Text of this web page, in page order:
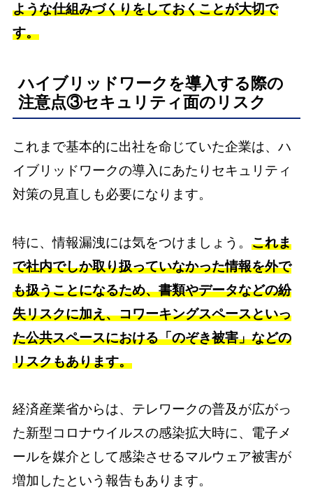
ような仕組みづくりをしておくことが大切で
す。
ハイブリッドワークを導入する際の
注意点③セキュリティ面のリスク
これまで基本的に出社を命じていた企業は、ハ
イブリッドワークの導入にあたりセキュリティ
対策の見直しも必要になります。
特に、情報漏洩には気をつけましょう。 これま
で社内でしか取り扱っていなかった情報を外で
も扱うことになるため、書類やデータなどの紛
失リスクに加え、コワーキングスペースといっ
た公共スペースにおける「のぞき被害」などの
リスクもあります。
経済産業省からは、テレワークの普及が広がっ
た新型コロナウイルスの感染拡大時に、電子メ
ールを媒介として感染させるマルウェア被害が
増加したという報告もあります。